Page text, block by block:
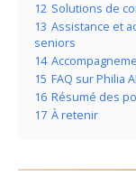
12 Solutions de
13 Assistance et
seniors
14
15 FAQ sur Philia
16 Résumé des
17 À retenir